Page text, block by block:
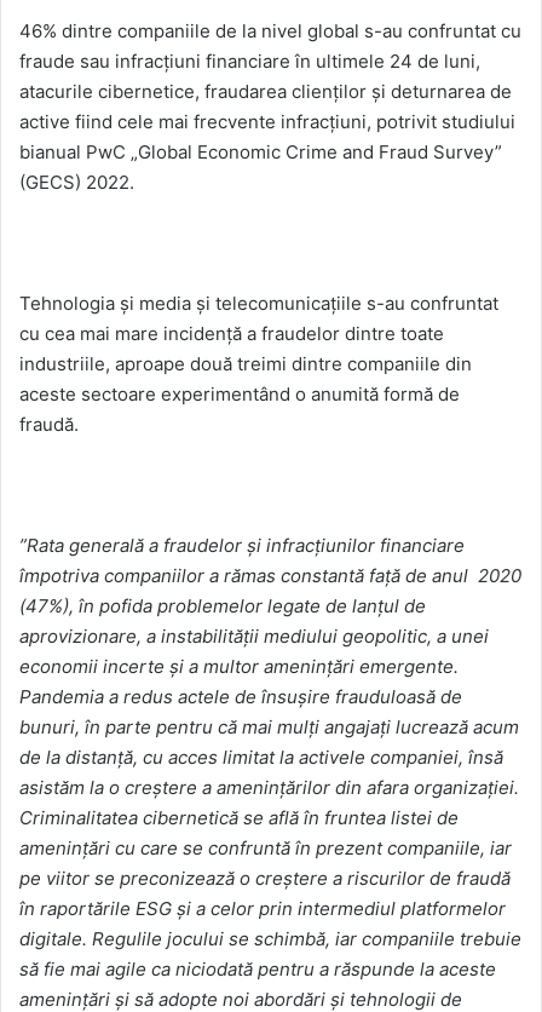
46% dintre companiile de la nivel global s-au confruntat cu
fraude sau infracțiuni financiare în ultimele 24 de luni,
atacurile cibernetice, fraudarea clienților și deturnarea de
active fiind cele mai frecvente infracțiuni, potrivit studiului
bianual PwC „Global Economic Crime and Fraud Survey”
(GECS) 2022.
Tehnologia și media și telecomunicațiile s-au confruntat
cu cea mai mare incidență a fraudelor dintre toate
industriile, aproape două treimi dintre companiile din
aceste sectoare experimentând o anumită formă de
fraudă.
”Rata generală a fraudelor și infracțiunilor financiare
împotriva companiilor a rămas constantă față de anul 2020
(47%), în pofida problemelor legate de lanțul de
aprovizionare, a instabilității mediului geopolitic, a unei
economii incerte și a multor amenințări emergente.
Pandemia a redus actele de însușire frauduloasă de
bunuri, în parte pentru că mai mulți angajați lucrează acum
de la distanță, cu acces limitat la activele companiei, însă
asistăm la o creștere a amenințărilor din afara organizației.
Criminalitatea cibernetică se află în fruntea listei de
amenințări cu care se confruntă în prezent companiile, iar
pe viitor se preconizează o creștere a riscurilor de fraudă
în raportările ESG și a celor prin intermediul platformelor
digitale. Regulile jocului se schimbă, iar companiile trebuie
să fie mai agile ca niciodată pentru a răspunde la aceste
amenințări și să adopte noi abordări și tehnologii de